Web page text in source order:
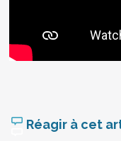
Réagir à cet